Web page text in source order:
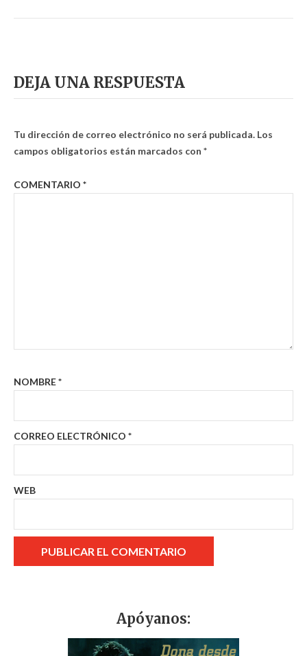
DEJA UNA RESPUESTA
Tu dirección de correo electrónico no será publicada. Los
campos obligatorios están marcados con *
COMENTARIO *
NOMBRE*
CORREO ELECTRÓNICO *
WEB
Apóyanos: